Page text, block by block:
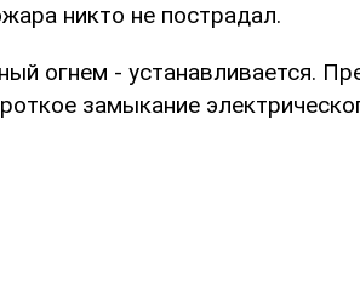
никто не пострадал.
огнем - устанавливается.
замыкание